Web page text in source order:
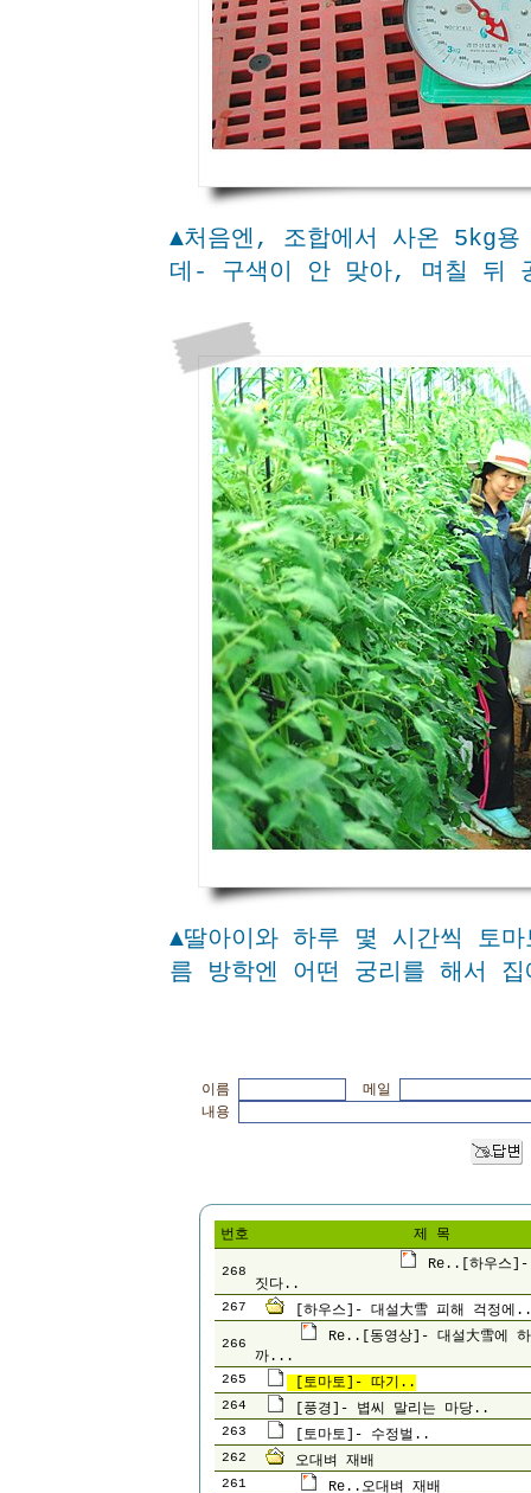
▲처음엔, 조합에서 사온 5kg
데- 구색이 안 맞아, 며칠 뒤
▲딸아이와 하루 몇 시간씩 토
름 방학엔 어떤 궁리를 해서
이름
메일
내용
번호 제 목
268
Re..[하우스]-
짓다..
267 [하우스]- 대설大雪 피해 걱정에..
266
Re..[동영상]- 대설大雪에 하
까...
265 [토마토]- 따기..
264 [풍경]- 볍씨 말리는 마당..
263 [토마토]- 수정벌..
262 오대벼 재배
261 Re..오대벼 재배